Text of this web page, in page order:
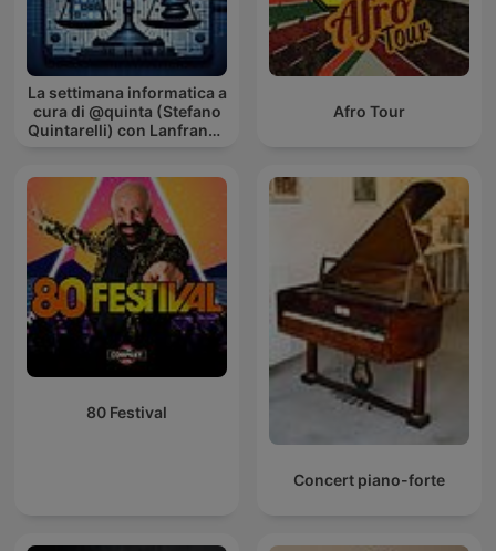
La settimana informatica a
cura di @quinta (Stefano
Quintarelli) con Lanfranco
Afro Tour
80 Festival
Concert piano-forte